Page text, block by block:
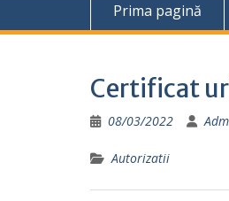
Prima pagină
Certificat
08/03/2022
Autorizatii